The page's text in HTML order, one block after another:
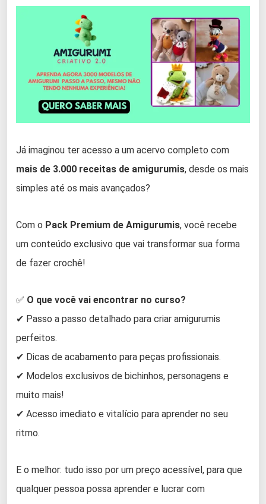
Já imaginou ter acesso a um acervo completo com
mais de 3.000 receitas de amigurumis, desde os mais
simples até os mais avançados?
Com o Pack Premium de Amigurumis, você recebe
um conteúdo exclusivo que vai transformar sua forma
de fazer crochê!
✅ O que você vai encontrar no curso?
✔ Passo a passo detalhado para criar amigurumis
perfeitos.
✔ Dicas de acabamento para peças profissionais.
✔ Modelos exclusivos de bichinhos, personagens e
muito mais!
✔ Acesso imediato e vitalício para aprender no seu
ritmo.
E o melhor: tudo isso por um preço acessível, para que
qualquer pessoa possa aprender e lucrar com